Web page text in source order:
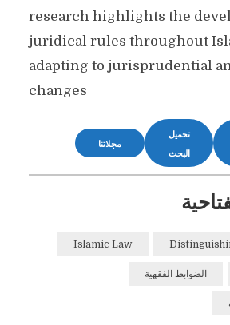
research highlights the
juridical rules throughout
adapting to jurisprudential
changes
تحميل
البحث
مجلاتنا
Islamic Law
الضوابط الفقهية